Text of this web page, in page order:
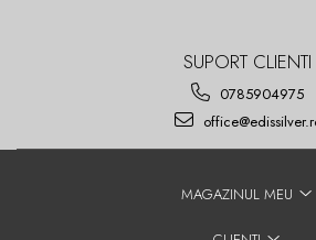
SUPORT CLIENTI
0785904975
MAGAZINUL MEU